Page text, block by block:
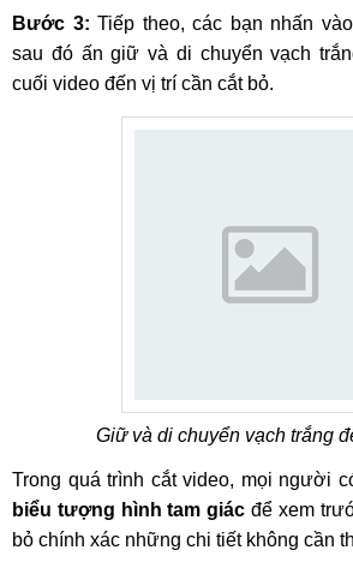
Bước 3: Tiếp theo, các bạn nhấn vào
sau đó ấn giữ và di chuyển vạch
cuối video đến vị trí cần cắt bỏ.
Giữ và di chuyển vạch trắng
Trong quá trình cắt video, mọi người
biểu tượng hình tam giác để xem
bỏ chính xác những chi tiết không cần